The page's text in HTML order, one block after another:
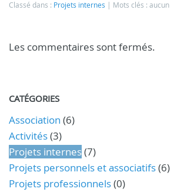
Classé dans : Projets internes Mots clés : aucun
Les commentaires sont fermés.
CATÉGORIES
Association (6)
Activités(3)
Projets internes(7)
Projets personnels et associatifs(6)
Projets professionnels(0)